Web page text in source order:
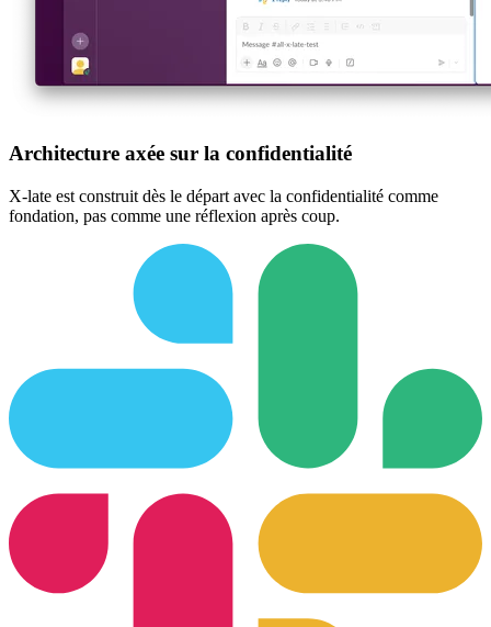
Architecture axée sur la confidentialité
X-late est construit dès le départ avec la confidentialité comme
fondation, pas comme une réflexion après coup.